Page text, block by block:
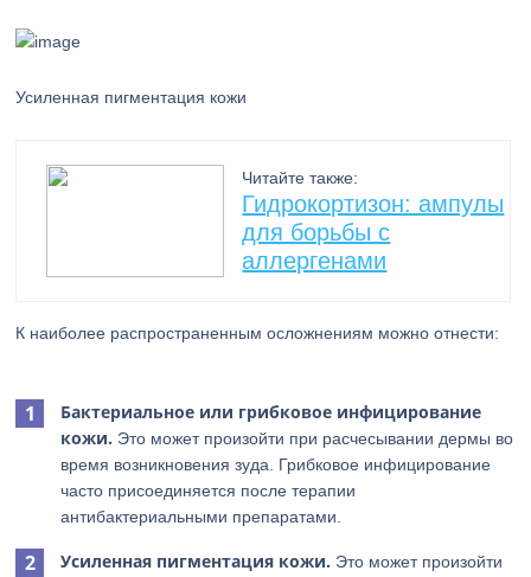
Усиленная пигментация кожи
Читайте также:
Гидрокортизон: ампулы
для борьбы с
аллергенами
К наиболее распространенным осложнениям можно отнести:
Бактериальное или грибковое инфицирование
кожи. Это может произойти при расчесывании дермы во
время возникновения зуда. Грибковое инфицирование
часто присоединяется после терапии
антибактериальными препаратами.
Усиленная пигментация кожи. Это может произойти